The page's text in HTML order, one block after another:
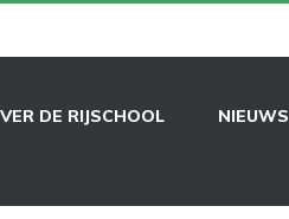
DE RIJSCHOOL NIEUWS